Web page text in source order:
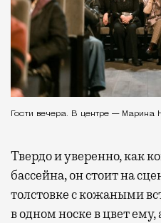
Гости вечера. В центре — Марина
Твердо и уверенно, как
бассейна, он стоит на
толстовке с кожаными
в одном носке в цвет